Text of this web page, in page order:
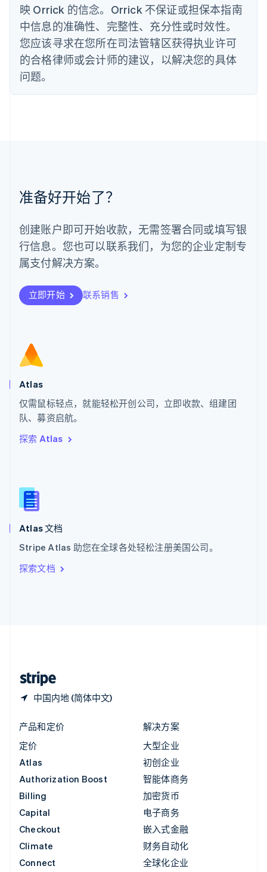
映 Orrick 的信念。Orrick 不保证或担保本指南
中信息的准确性、完整性、充分性或时效性。
您应该寻求在您所在司法管辖区获得执业许可
的合格律师或会计师的建议，以解决您的具体
问题。
准备好开始了？
创建账户即可开始收款，无需签署合同或填写银
行信息。您也可以联系我们，为您的企业定制专
属支付解决方案。
立即开始 联系销售
Atlas
仅需鼠标轻点，就能轻松开创公司，立即收款、组建团
队、募资启航。
探索 Atlas
Atlas 文档
Stripe Atlas 助您在全球各处轻松注册美国公司。
探索文档
中国内地 (简体中文)
English
列支敦士登
DeutschEnglish
卢森堡
FrançaisDeutschEnglish
罗马尼亚
马尔他
挪威
葡萄牙
Português English
日本
日本語English
瑞典
瑞士
DeutschFrançais
English
斯洛文尼亚
泰国
ไทยEnglish
希腊
English
西班牙
新西兰
English
匈牙利
English
ItalianoEnglish
印度
English
产品和定价
定价
Atlas
Authorization Boost
Billing
Capital
Checkout
Climate
Connect
解决方案
大型企业
初创企业
智能体商务
加密货币
电子商务
嵌入式金融
财务自动化
全球化企业